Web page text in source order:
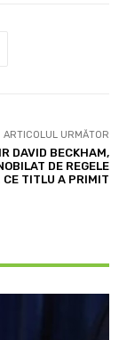
ARTICOLUL URMĂTOR
DAVID BECKHAM,
DE REGELE
CE TITLU A PRIMIT